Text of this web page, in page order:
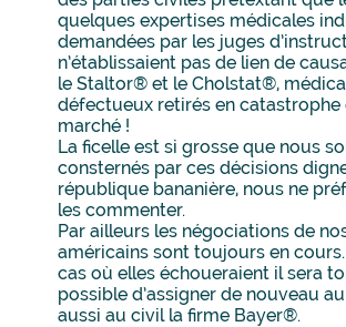
quelques expertises médicales
demandées par les juges
n’établissaient pas de lien de
le Staltor® et le Cholstat®,
défectueux retirés en catastrophe
marché !
La ficelle est si grosse que nous
consternés par ces décisions
république bananière, nous ne
les commenter.
Par ailleurs les négociations de
américains sont toujours en
cas où elles échoueraient il sera
possible d’assigner de nouveau
aussi au civil la firme Bayer®.